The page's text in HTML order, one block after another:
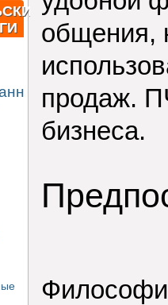
общения,
продаж.
бизнеса.